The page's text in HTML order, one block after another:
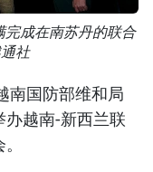
成在南苏丹的联合
社
国防部维和局
越南-新西兰联